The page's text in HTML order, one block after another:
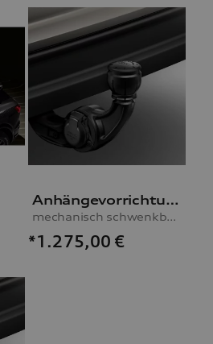
Anhängevorrichtung
mechanisch schwenkbar, inkl. E-Satz, für Fahrzeuge mit Stahlfederung
*1.275,00 €